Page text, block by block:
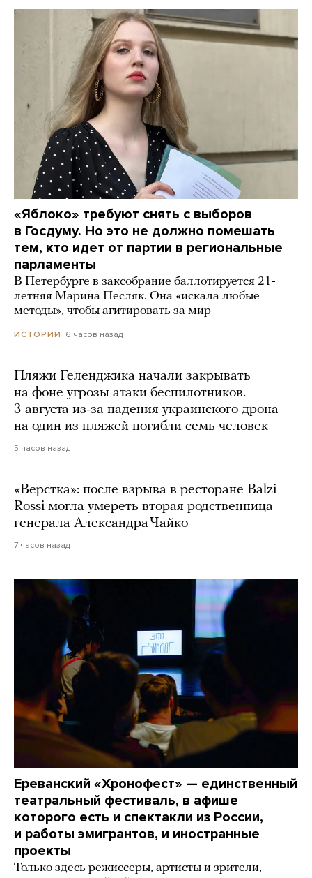
«Яблоко» требуют снять с выборов
в Госдуму. Но это не должно помешать
тем, кто идет от партии в региональные
парламенты
В Петербурге в заксобрание баллотируется 21-
летняя Марина Песляк. Она «искала любые
методы», чтобы агитировать за мир
ИСТОРИИ 6 часов назад
Пляжи Геленджика начали закрывать
на фоне угрозы атаки беспилотников.
3 августа из-за падения украинского дрона
на один из пляжей погибли семь человек
5 часов назад
«Верстка»: после взрыва в ресторане Balzi
Rossi могла умереть вторая родственница
генерала Александра Чайко
7 часов назад
Ереванский «Хронофест» — единственный
театральный фестиваль, в афише
которого есть и спектакли из России,
и работы эмигрантов, и иностранные
проекты
Только здесь режиссеры, артисты и зрители,